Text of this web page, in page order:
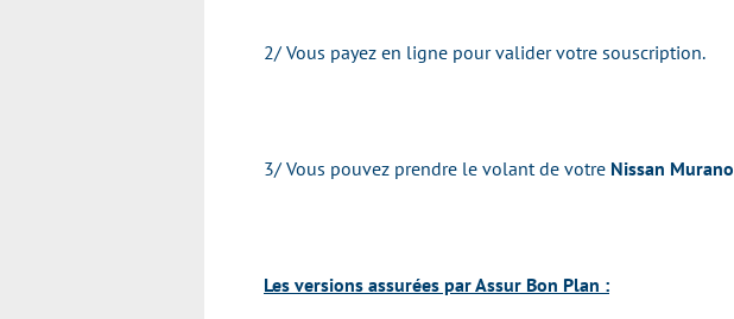
2/ Vous payez en ligne pour valider votre souscription.
3/ Vous pouvez prendre le volant de votre Nissan Murano
Les versions assurées par Assur Bon Plan :